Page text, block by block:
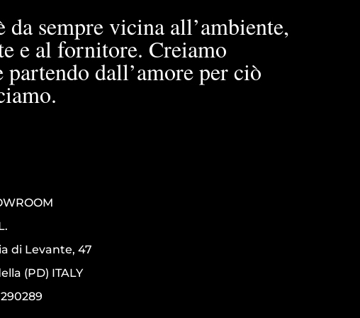
da sempre vicina all’ambiente,
e al fornitore. Creiamo
partendo dall’amore per ciò
di Levante, 47
(PD) ITALY